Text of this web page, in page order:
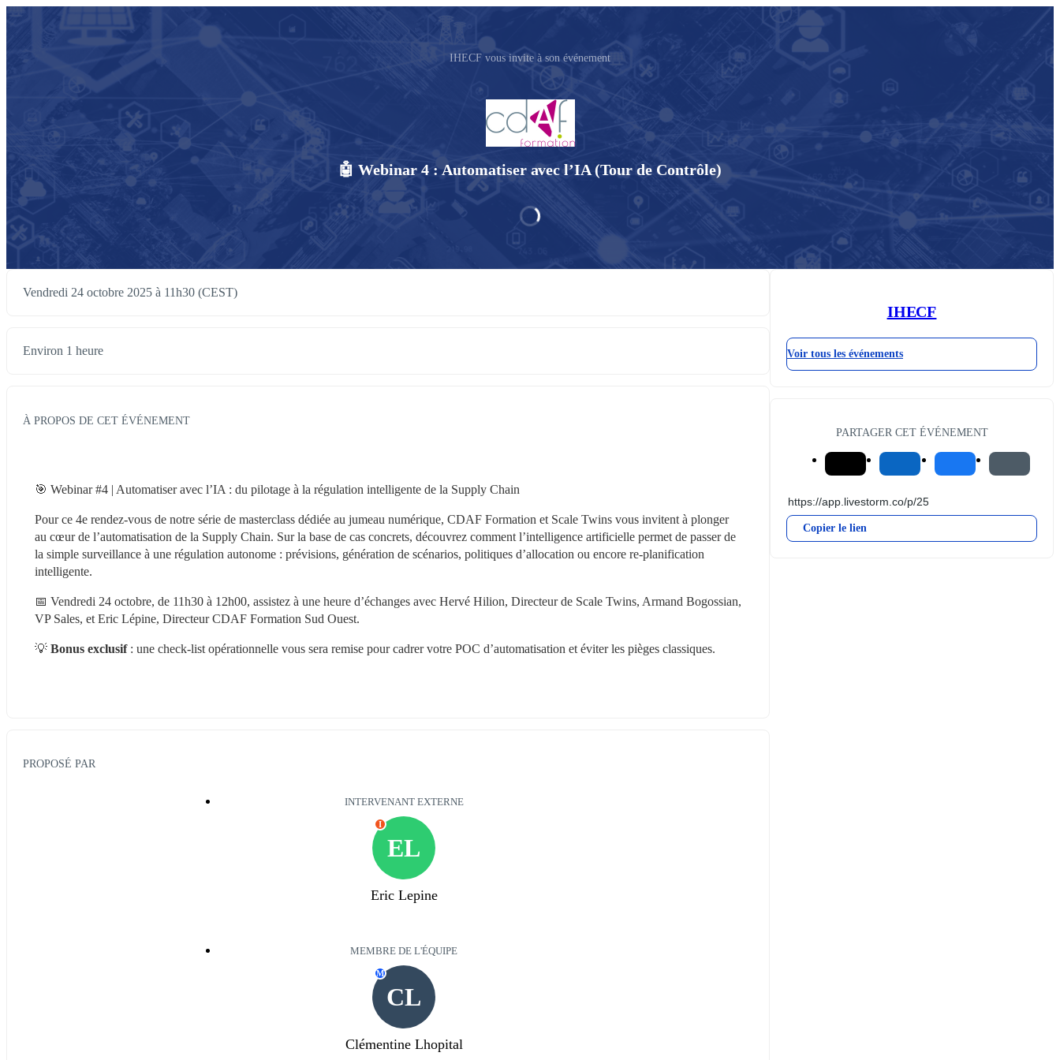
IHECF vous invite à son événement
🤖 Webinar 4 : Automatiser avec l’IA (Tour de Contrôle)
Vendredi 24 octobre 2025 à 11h30 (CEST)
Environ 1 heure
À PROPOS DE CET ÉVÉNEMENT
🎯 Webinar #4 | Automatiser avec l’IA : du pilotage à la régulation intelligente de la Supply Chain
Pour ce 4e rendez-vous de notre série de masterclass dédiée au jumeau numérique, CDAF Formation et Scale Twins vous invitent à plonger
au cœur de l’automatisation de la Supply Chain. Sur la base de cas concrets, découvrez comment l’intelligence artificielle permet de passer de
la simple surveillance à une régulation autonome : prévisions, génération de scénarios, politiques d’allocation ou encore re-planification
intelligente.
📅 Vendredi 24 octobre, de 11h30 à 12h00, assistez à une heure d’échanges avec Hervé Hilion, Directeur de Scale Twins, Armand Bogossian,
VP Sales, et Eric Lépine, Directeur CDAF Formation Sud Ouest.
💡 Bonus exclusif : une check-list opérationnelle vous sera remise pour cadrer votre POC d’automatisation et éviter les pièges classiques.
PROPOSÉ PAR
INTERVENANT EXTERNE
EL
I
Eric Lepine
MEMBRE DE L'ÉQUIPE
CL
M
Clémentine Lhopital
IHECF
Voir tous les événements
PARTAGER CET ÉVÉNEMENT
Copier le lien